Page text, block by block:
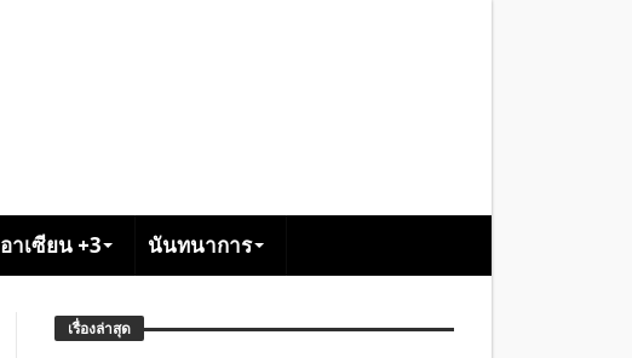
อาเซียน +3 นันทนาการ
เรื่องล่าสุด